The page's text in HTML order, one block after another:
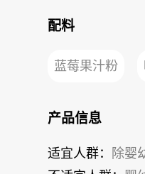
配料
蓝莓果汁粉
产品信息
适宜人群： 除婴
不适宜人群： 婴